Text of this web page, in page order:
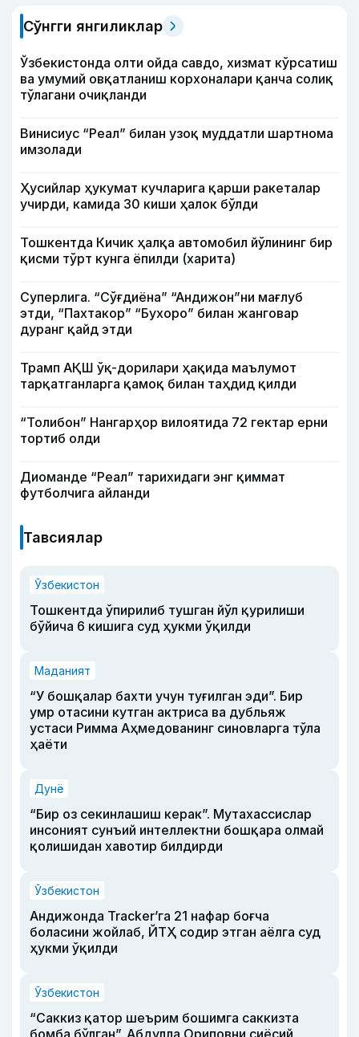
Сўнгги янгиликлар
Ўзбекистонда олти ойда савдо, хизмат кўрсатиш
ва умумий овқатланиш корхоналари қанча солиқ
тўлагани очиқланди
Винисиус “Реал” билан узоқ муддатли шартнома
имзолади
Ҳусийлар ҳукумат кучларига қарши ракеталар
учирди, камида 30 киши ҳалок бўлди
Тошкентда Кичик ҳалқа автомобил йўлининг бир
қисми тўрт кунга ёпилди (харита)
Суперлига. “Сўғдиёна” “Андижон”ни мағлуб
этди, “Пахтакор” “Бухоро” билан жанговар
дуранг қайд этди
Трамп АҚШ ўқ-дорилари ҳақида маълумот
тарқатганларга қамоқ билан таҳдид қилди
“Толибон” Нангарҳор вилоятида 72 гектар ерни
тортиб олди
Диоманде “Реал” тарихидаги энг қиммат
футболчига айланди
Тавсиялар
Ўзбекистон
Тошкентда ўпирилиб тушган йўл қурилиши
бўйича 6 кишига суд ҳукми ўқилди
Маданият
“У бошқалар бахти учун туғилган эди”. Бир
умр отасини кутган актриса ва дубльяж
устаси Римма Аҳмедованинг синовларга тўла
ҳаёти
Дунё
“Бир оз секинлашиш керак”. Мутахассислар
инсоният сунъий интеллектни бошқара олмай
қолишидан хавотир билдирди
Ўзбекистон
Андижонда Tracker’га 21 нафар боғча
боласини жойлаб, ЙТҲ содир этган аёлга суд
ҳукми ўқилди
Ўзбекистон
“Саккиз қатор шеърим бошимга саккизта